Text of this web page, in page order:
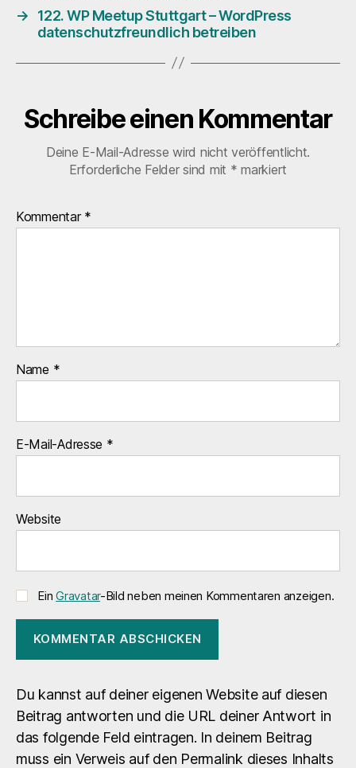
→
122. WP Meetup Stuttgart – WordPress
datenschutzfreundlich betreiben
Schreibe einen Kommentar
Deine E-Mail-Adresse wird nicht veröffentlicht.
Erforderliche Felder sind mit * markiert
Kommentar *
Name *
E-Mail-Adresse *
Website
EinGravatar-Bild neben meinen Kommentaren anzeigen.
Du kannst auf deiner eigenen Website auf diesen
Beitrag antworten und die URL deiner Antwort in
das folgende Feld eintragen. In deinem Beitrag
muss ein Verweis auf den Permalink dieses Inhalts